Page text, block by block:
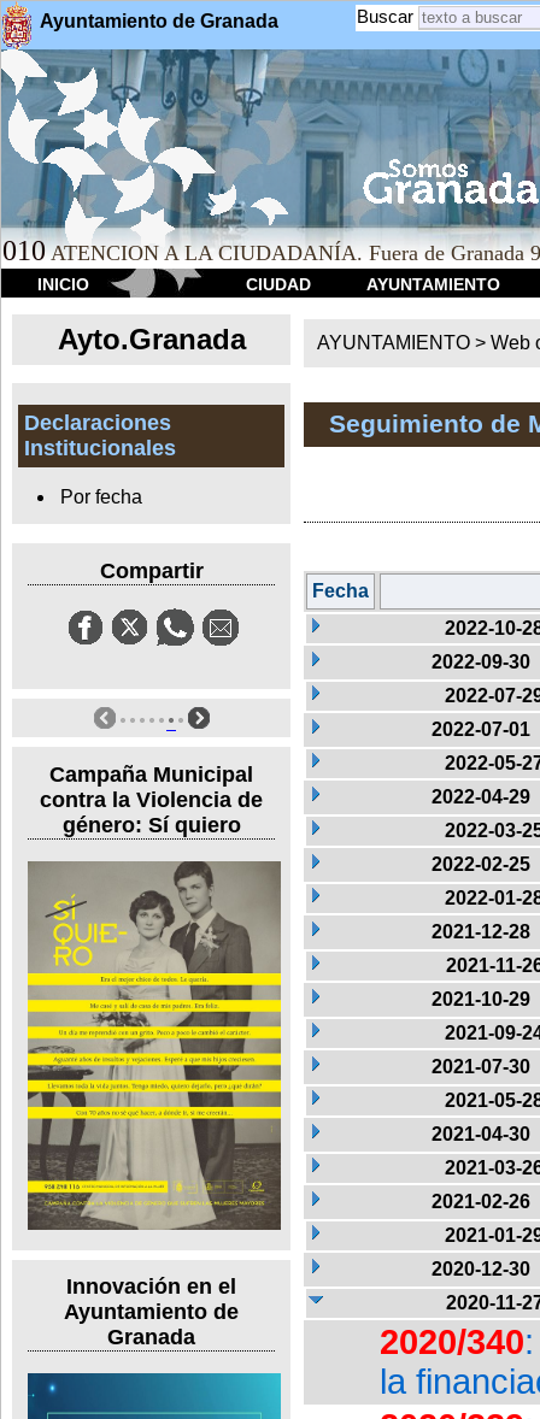
Ayuntamiento de Granada Buscar
010 ATENCION A LA CIUDADANÍA. Fuera de Granada
INICIO CIUDAD AYUNTAMIENTO
Ayto.Granada
Declaraciones
Institucionales
Por fecha
Compartir
Campaña Municipal
contra la Violencia de
género: Sí quiero
Innovación en el
Ayuntamiento de
Granada
AYUNTAMIENTO > Web
Seguimiento de
Fecha
2022-10-
2022-09-30
2022-07-
2022-07-01
2022-05-
2022-04-29
2022-03-
2022-02-25
2022-01-
2021-12-28
2021-11-
2021-10-29
2021-09-
2021-07-30
2021-05-
2021-04-30
2021-03-
2021-02-26
2021-01-
2020-12-30
2020-11-
2020/340
la